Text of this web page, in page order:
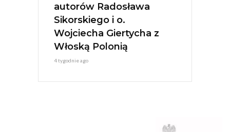
autorów Radosława
Sikorskiego i o.
Wojciecha Giertycha z
Włoską Polonią
4 tygodnie ago